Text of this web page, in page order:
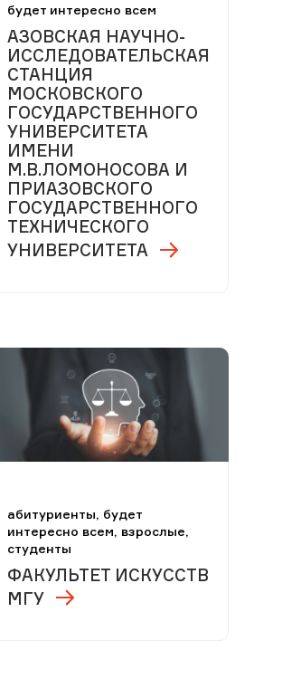
будет интересно всем
АЗОВСКАЯ НАУЧНО-
ИССЛЕДОВАТЕЛЬСКАЯ
СТАНЦИЯ
МОСКОВСКОГО
ГОСУДАРСТВЕННОГО
УНИВЕРСИТЕТА
ИМЕНИ
М.В.ЛОМОНОСОВА И
ПРИАЗОВСКОГО
ГОСУДАРСТВЕННОГО
ТЕХНИЧЕСКОГО
УНИВЕРСИТЕТА
абитуриенты, будет
интересно всем, взрослые,
студенты
ФАКУЛЬТЕТ ИСКУССТВ
МГУ